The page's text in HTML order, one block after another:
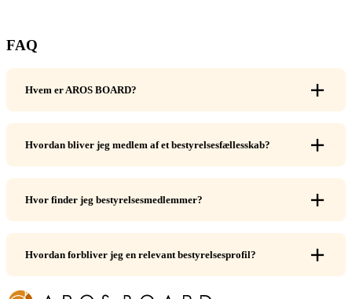
FAQ
Hvem er AROS BOARD?
Hvordan bliver jeg medlem af et bestyrelsesfællesskab?
Hvor finder jeg bestyrelsesmedlemmer?
Hvordan forbliver jeg en relevant bestyrelsesprofil?